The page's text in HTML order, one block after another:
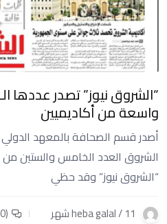
واسعة من أكاديميين
أصدر قسم الصحافة بالمعهد الدولي
الشروق العدد الخامس والستين من
“الشروق نيوز” وقد حظي
heba galal / 11 شهر